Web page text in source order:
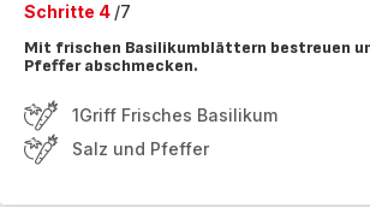
Schritte 4 /7
Mit frischen Basilikumblättern bestreuen
Pfeffer abschmecken.
1Griff Frisches Basilikum
Salz und Pfeffer